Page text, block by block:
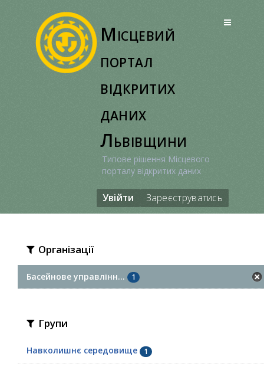
Місцевий
портал
відкритих
даних
Львівщини
Типове рішення Місцевого
порталу відкритих даних
Увійти Зареєструватись
Організації
Басейнове управлінн... 1
Групи
Навколишнє середовище 1